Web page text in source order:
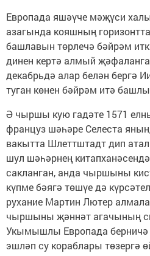
Европада яшәүче мәҗүси
азагында кояшның
башлавын төрлечә бәйрәм
динен кертә алмый
декабрьдә алар белән бергә
туган көнен бәйрәм итә
Ә чыршы кую гадәте 1571
француз шәһәре Селеста
вакытта Шлеттштадт дип
шул шәһәрнең
сакланган, анда чыршыны
күпме бәягә төшүе дә
рухание Мартин Лютер
чыршыны җәннәт агачының
Укымышлы Европада берничә
эшләп су кораблары төзергә